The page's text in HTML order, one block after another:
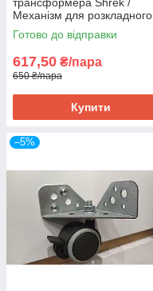
Механізм для розкладного
столу Шрек
Готово до відправки
617,50 ₴/пара
650 ₴/пара
Купити
–5%